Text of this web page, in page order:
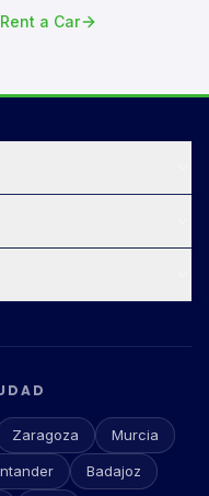
a Car
Zaragoza Murcia
Badajoz